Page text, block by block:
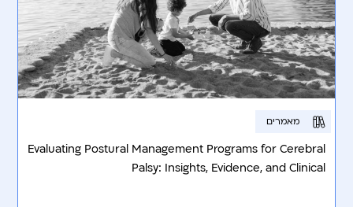
מאמרים
Evaluating Postural Management Programs for Cerebral
Palsy: Insights, Evidence, and Clinical